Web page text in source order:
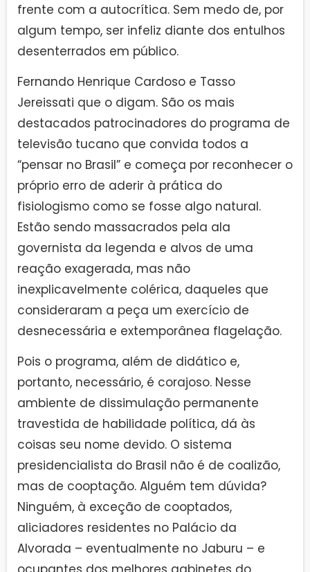
frente com a autocrítica. Sem medo de, por
algum tempo, ser infeliz diante dos entulhos
desenterrados em público.
Fernando Henrique Cardoso e Tasso
Jereissati que o digam. São os mais
destacados patrocinadores do programa de
televisão tucano que convida todos a
“pensar no Brasil” e começa por reconhecer o
próprio erro de aderir à prática do
fisiologismo como se fosse algo natural.
Estão sendo massacrados pela ala
governista da legenda e alvos de uma
reação exagerada, mas não
inexplicavelmente colérica, daqueles que
consideraram a peça um exercício de
desnecessária e extemporânea flagelação.
Pois o programa, além de didático e,
portanto, necessário, é corajoso. Nesse
ambiente de dissimulação permanente
travestida de habilidade política, dá às
coisas seu nome devido. O sistema
presidencialista do Brasil não é de coalizão,
mas de cooptação. Alguém tem dúvida?
Ninguém, à exceção de cooptados,
aliciadores residentes no Palácio da
Alvorada – eventualmente no Jaburu – e